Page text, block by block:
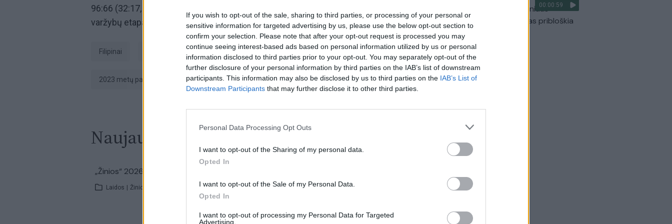
If you wish to opt-out of the sale, sharing to third parties, or processing of your personal or
sensitive information for targeted advertising by us, please use the below opt-out section to
confirm your selection. Please note that after your opt-out request is processed you may
continue seeing interest-based ads based on personal information utilized by us or personal
information disclosed to third parties prior to your opt-out. You may separately opt-out of the
further disclosure of your personal information by third parties on the IAB’s list of downstream
participants. This information may also be disclosed by us to third parties on the IAB’s List of
Downstream Participants that may further disclose it to other third parties.
Personal Data Processing Opt Outs
I want to opt-out of the Sharing of my personal data.
Opted In
I want to opt-out of the Sale of my Personal Data.
Opted In
I want to opt-out of processing my Personal Data for Targeted
Advertising.
96:66 (32:17, 21:17, 23:17, 20:15) ir su dviem laimėjimais garantuotai pateks į kitą
varžybų etapą, kur žais su dviem geriausiomis C grupės rinktinėmis.
Filipinai Lietuvos vyrų krepšinio rinktinė Jonas Valančiūnas
2023 metų pasaulio krepšinio čempionatas
Naujausi įrašai
„Žinios“ 2026-08-08
Laidos | Žinios
asmeninių patirčių įkvėptas dainas
00:00:59
Nufilmavo, kaip patvino Vilniaus
Vakarinis aplinkkelis: vaizdas pribloškia
Žinios